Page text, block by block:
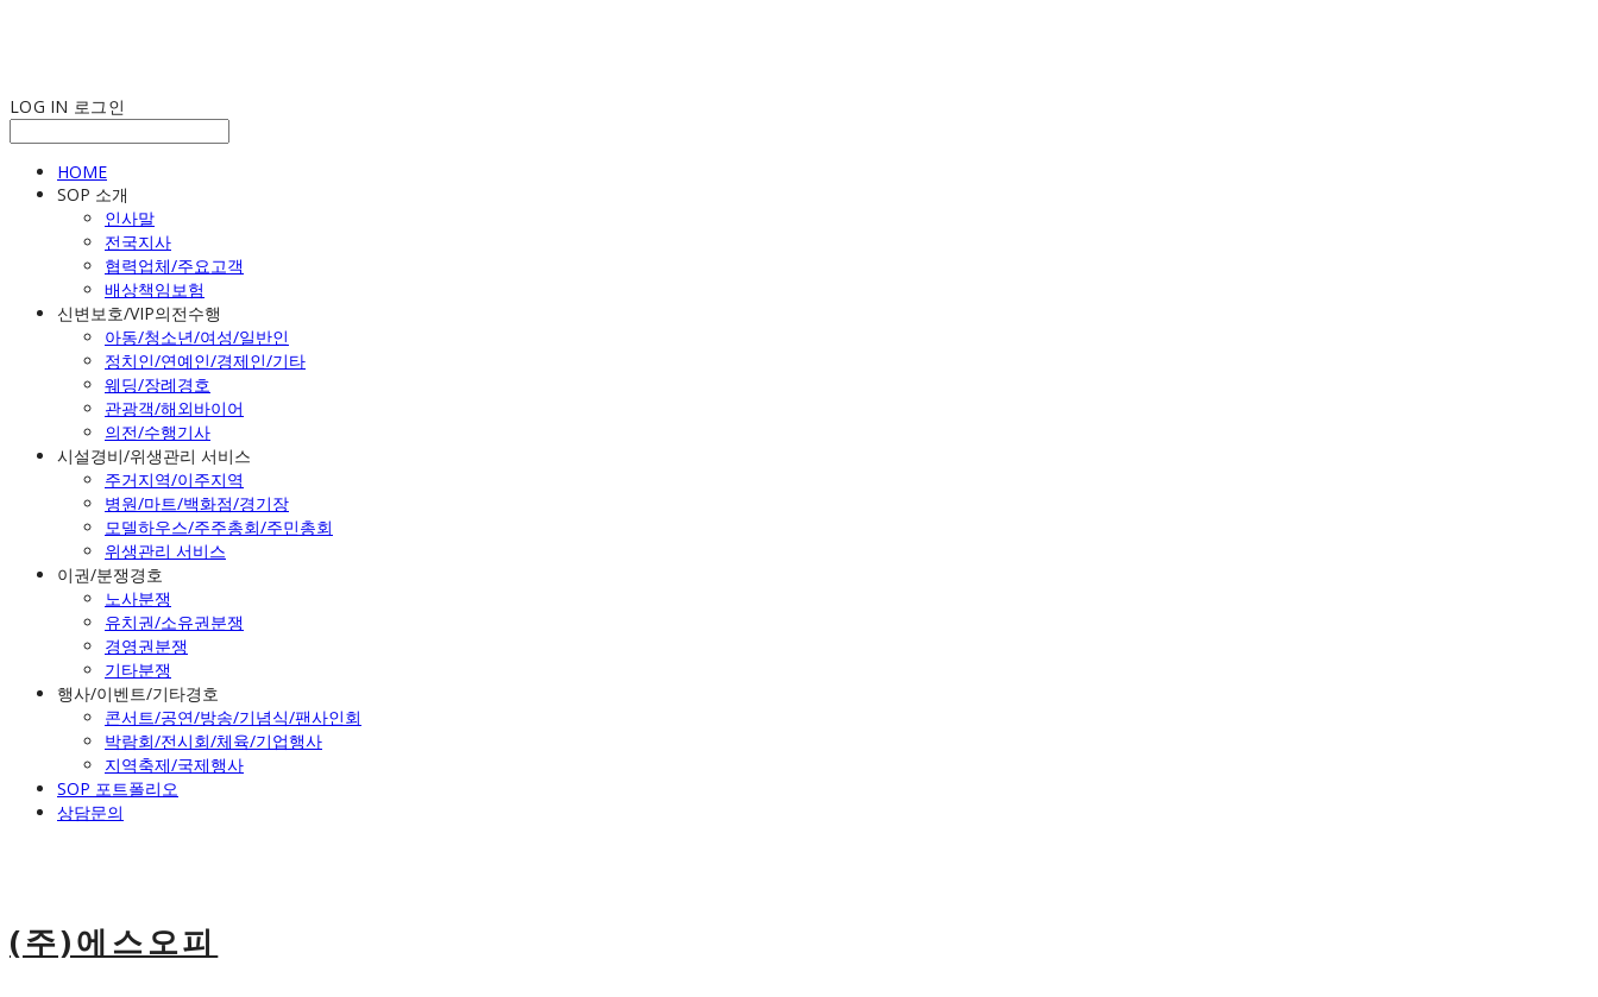
LOG IN 로그인
HOME
SOP 소개
인사말
전국지사
협력업체/주요고객
배상책임보험
신변보호/VIP의전수행
아동/청소년/여성/일반인
정치인/연예인/경제인/기타
웨딩/장례경호
관광객/해외바이어
의전/수행기사
시설경비/위생관리 서비스
주거지역/이주지역
병원/마트/백화점/경기장
모델하우스/주주총회/주민총회
위생관리 서비스
이권/분쟁경호
노사분쟁
유치권/소유권분쟁
경영권분쟁
기타분쟁
행사/이벤트/기타경호
콘서트/공연/방송/기념식/팬사인회
박람회/전시회/체육/기업행사
지역축제/국제행사
SOP 포트폴리오
상담문의
(주)에스오피